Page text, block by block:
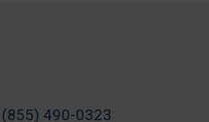
(855) 490-0323